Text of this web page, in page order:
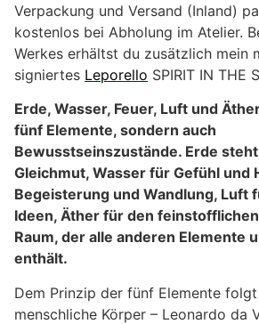
Verpackung und Versand (Inland)
kostenlos bei Abholung im Atelier.
Werkes erhältst du zusätzlich mein
signiertes Leporello SPIRIT IN THE
Erde, Wasser, Feuer, Luft und
fünf Elemente, sondern auch
Bewusstseinszustände. Erde
Gleichmut, Wasser für Gefühl und
Begeisterung und Wandlung, Luft
Ideen, Äther für den
Raum, der alle anderen Elemente
enthält.
Dem Prinzip der fünf Elemente
menschliche Körper – Leonardo da